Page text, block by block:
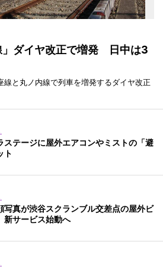
」ダイヤ改正で増発 日中は3
線と丸ノ内線で列車を増発するダイヤ改正
ステージに屋外エアコンやミストの「避
ト
写真が渋谷スクランブル交差点の屋外ビ
サービス始動へ